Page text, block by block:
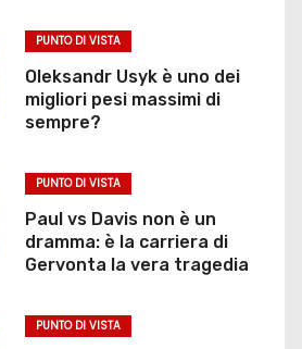
PUNTO DI VISTA
Oleksandr Usyk è uno dei
migliori pesi massimi di
sempre?
PUNTO DI VISTA
Paul vs Davis non è un
dramma: è la carriera di
Gervonta la vera tragedia
PUNTO DI VISTA